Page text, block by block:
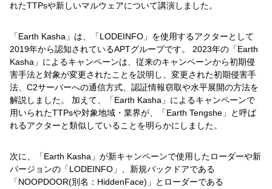
れたTTPsや新しいマルウェアについて講演しました。
「Earth Kasha」は、「LODEINFO」を使用するアクターとして
2019年から認知されているAPTグループです。 2023年の「Earth
Kasha」によるキャンペーンは、従来のキャンペーンから初期侵
害手法と対象が変更されたことを説明し、変更された初期侵害手
法、C2サーバーへの通信方式、認証情報窃取や水平展開の方法を
解説しました。 加えて、「Earth Kasha」によるキャンペーンで
用いられたTTPsや対象地域・業界が、「Earth Tengshe」と呼ば
れるアクターと類似していることを明らかにしました。
次に、「Earth Kasha」が新キャンペーンで使用したローダーや新
バージョンの「LODEINFO」、新規バックドアである
「NOOPDOOR(別名：HiddenFace)」とローダーである